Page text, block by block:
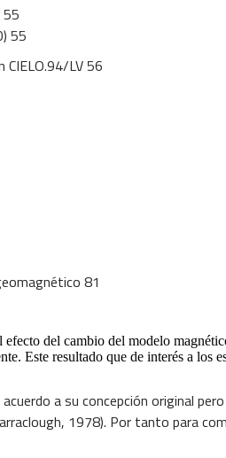
55
55
CIELO.94/LV 56
81
del cambio del modelo
Este resultado que de interés a
a su concepción original
1978). Por tanto para